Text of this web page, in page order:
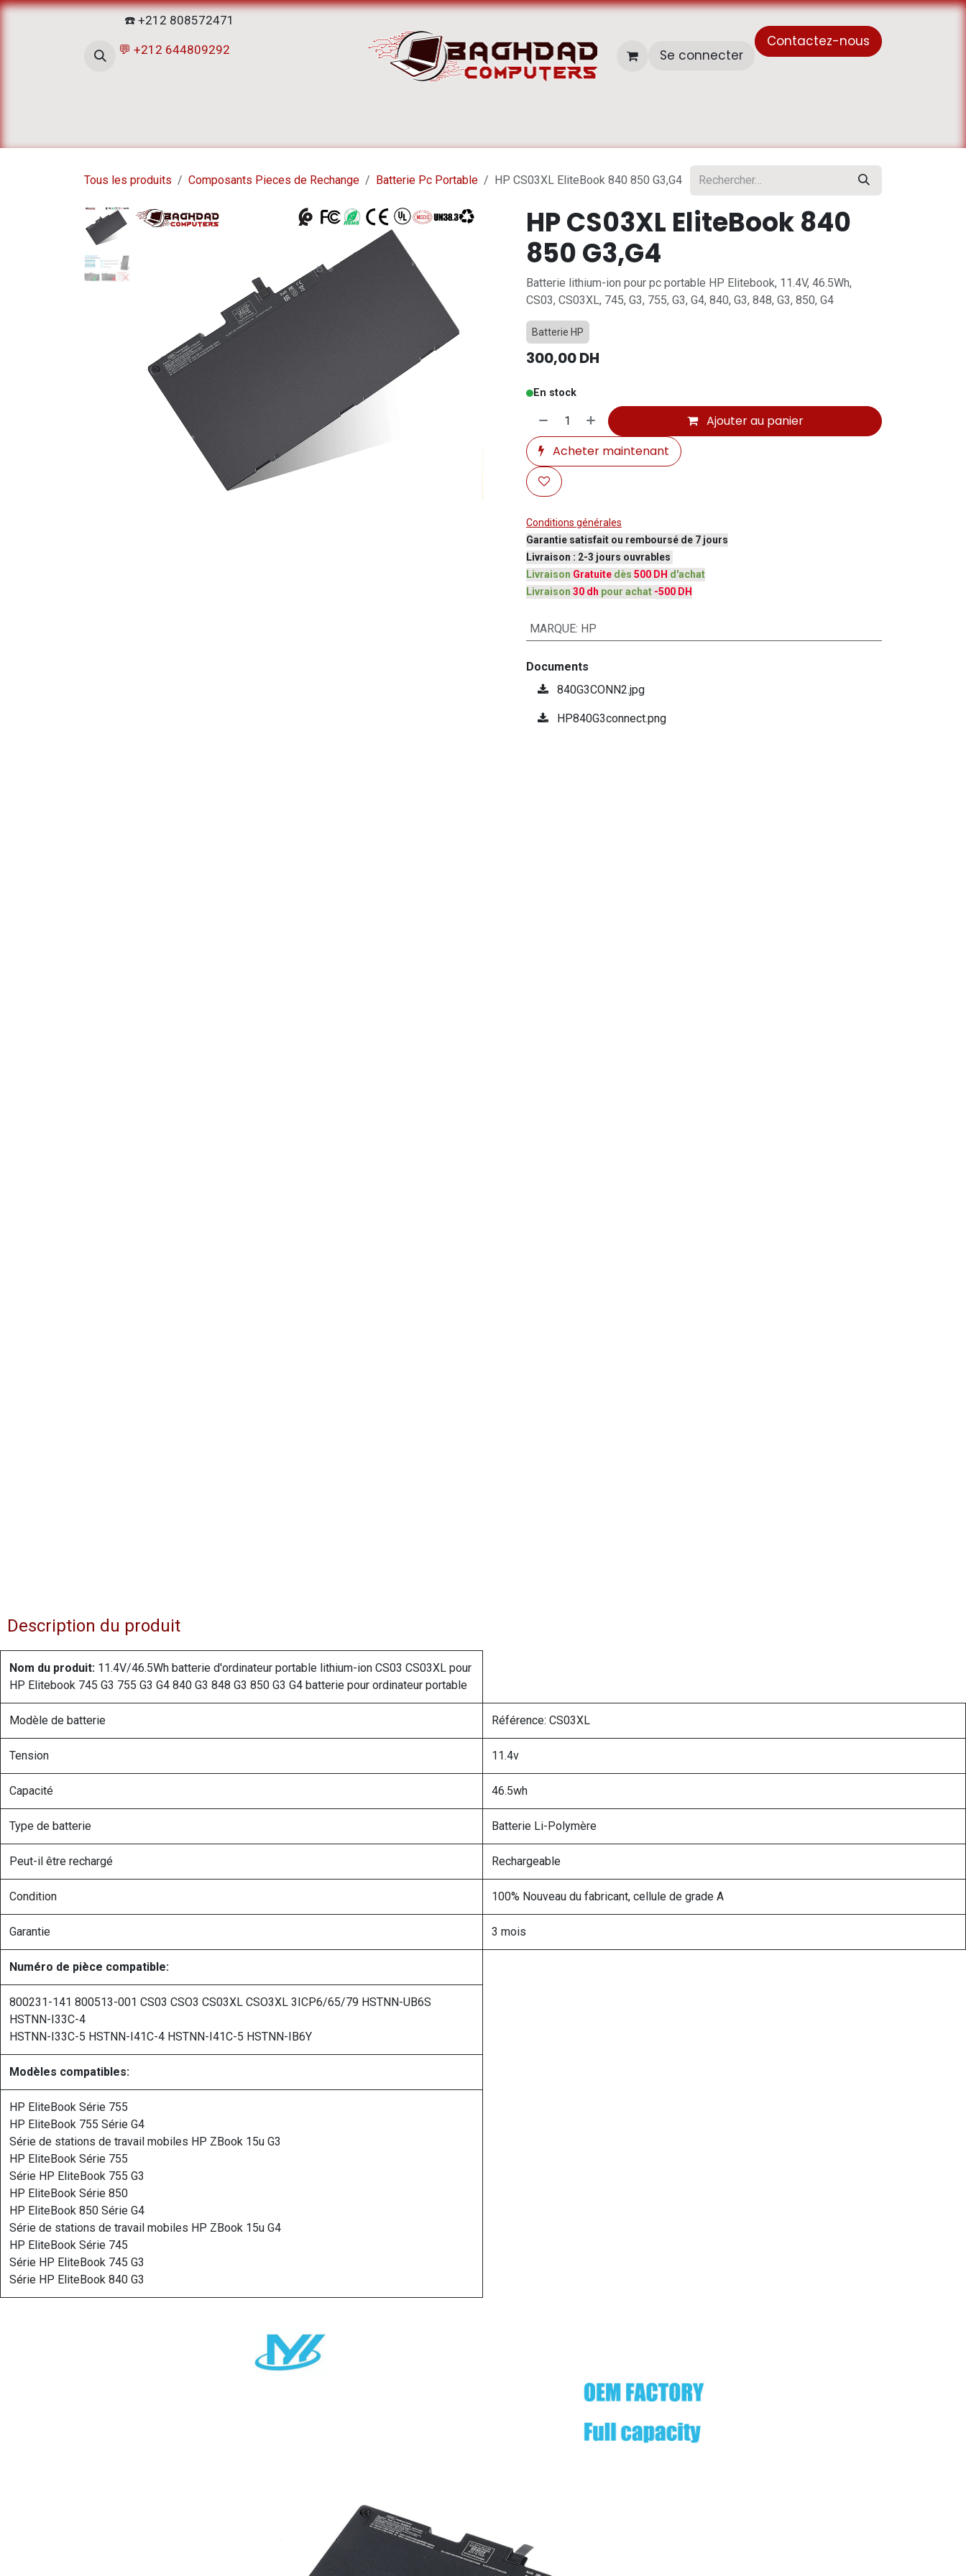
Se rendre au contenu
☎️ +212 808572471
💬 +212 644809292 Se connecter
Contactez-nous
Tous les produits Composants Pieces de Rechange Batterie Pc Portable HP CS03XL EliteBook 840 850 G3,G4
HP CS03XL EliteBook 840
850 G3,G4
Batterie lithium-ion pour pc portable HP Elitebook, 11.4V, 46.5Wh,
CS03, CS03XL, 745, G3, 755, G3, G4, 840, G3, 848, G3, 850, G4
Batterie HP
300,00DH
En stock
Ajouter au panier
Acheter maintenant
Conditions générales
Garantie satisfait ou remboursé de 7 jours
Livraison : 2-3 jours ouvrables
Livraison Gratuite dès 500 DH d'achat
Livraison 30 dh pour achat -500 DH
MARQUE: HP
Documents
840G3CONN2.jpg
HP840G3connect.png
Description du produit
Nom du produit: 11.4V/46.5Wh batterie d'ordinateur portable lithium-ion CS03 CS03XL pour
HP Elitebook 745 G3 755 G3 G4 840 G3 848 G3 850 G3 G4 batterie pour ordinateur portable
Modèle de batterie Référence: CS03XL
Tension 11.4v
Capacité 46.5wh
Type de batterie Batterie Li-Polymère
Peut-il être rechargé Rechargeable
Condition 100% Nouveau du fabricant, cellule de grade A
Garantie 3 mois
Numéro de pièce compatible:
800231-141 800513-001 CS03 CSO3 CS03XL CSO3XL 3ICP6/65/79 HSTNN-UB6S
HSTNN-I33C-4
HSTNN-I33C-5 HSTNN-I41C-4 HSTNN-I41C-5 HSTNN-IB6Y
Modèles compatibles:
HP EliteBook Série 755
HP EliteBook 755 Série G4
Série de stations de travail mobiles HP ZBook 15u G3
HP EliteBook Série 755
Série HP EliteBook 755 G3
HP EliteBook Série 850
HP EliteBook 850 Série G4
Série de stations de travail mobiles HP ZBook 15u G4
HP EliteBook Série 745
Série HP EliteBook 745 G3
Série HP EliteBook 840 G3